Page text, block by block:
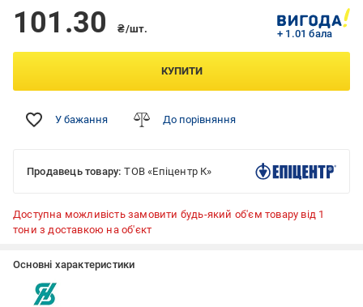
101.30 ₴/шт. + 1.01 бала
КУПИТИ
У бажання До порівняння
Продавець товару: ТОВ «Епіцентр К»
Доступна можливість замовити будь-який об'єм товару від 1
тони з доставкою на об'єкт
Основні характеристики